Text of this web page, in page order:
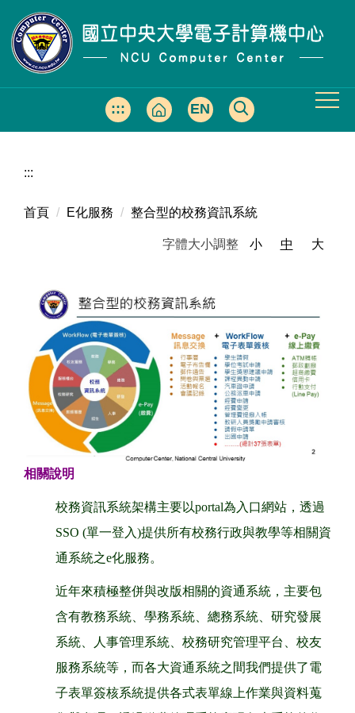
到
主
內
::: EN
:::
首頁 E化服務 整合型的校務資訊系統
字體大小調整 小 中 大
相關說明
校務資訊系統架構主要以portal為入口網站，透過
SSO (單一登入)提供所有校務行政與教學等相關資
通系統之e化服務。
近年來積極整併與改版相關的資通系統，主要包
含有教務系統、學務系統、總務系統、研究發展
系統、人事管理系統、校務研究管理平台、校友
服務系統等，而各大資通系統之間我們提供了電
子表單簽核系統提供各式表單線上作業與資料蒐